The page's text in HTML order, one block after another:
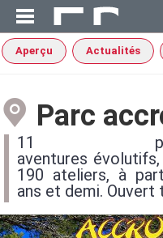
Aperçu Actualités
Parc
11
aventures
190 ateliers, à
ans et demi. Ouvert